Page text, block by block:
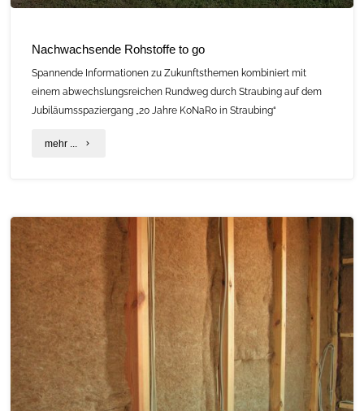
Nachwachsende Rohstoffe to go
Spannende Informationen zu Zukunftsthemen kombiniert mit
einem abwechslungsreichen Rundweg durch Straubing auf dem
Jubiläumsspaziergang „20 Jahre KoNaRo in Straubing“
mehr ... "Nachwachsende
go"